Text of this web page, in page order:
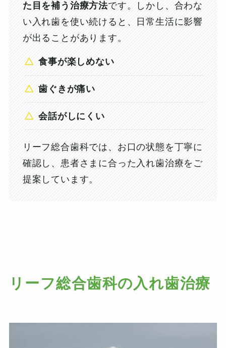
た目を補う治療方法です。しかし、合わな
い入れ歯を使い続けると、日常生活に影響
が出ることがあります。
食事が楽しめない
歯ぐきが痛い
会話がしにくい
リーフ総合歯科では、お口の状態を丁寧に
確認し、患者さまに合った入れ歯治療をご
提案しています。
リーフ総合歯科の入れ歯治療